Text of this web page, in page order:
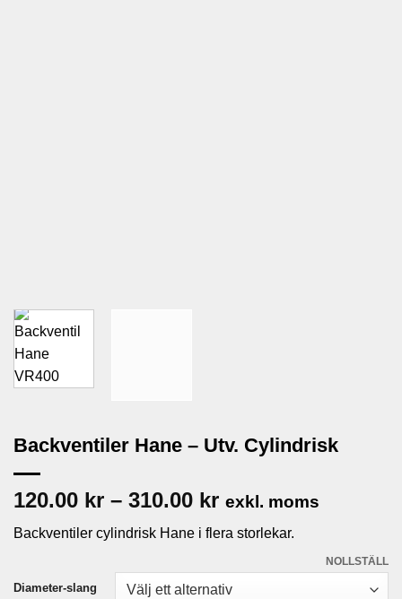
Backventiler Hane – Utv. Cylindrisk
120.00 kr – 310.00 krPrisintervall:
120.00 kr
till
exkl. moms
Backventiler cylindrisk Hane i flera storlekar.
Diameter-slang
NOLLSTÄLL